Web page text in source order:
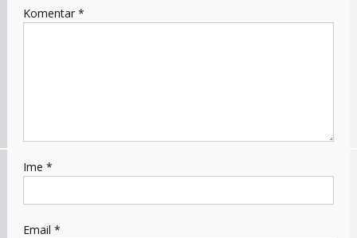
Komentar *
Ime *
Email *